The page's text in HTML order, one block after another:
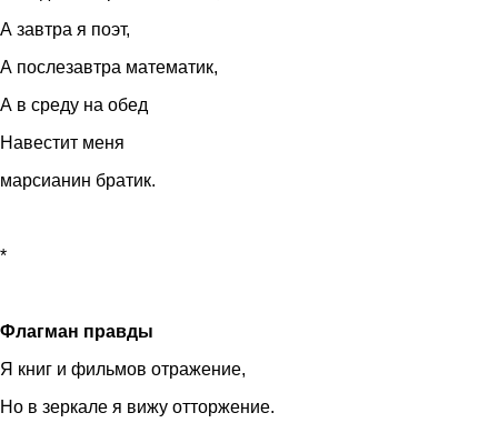
А завтра я поэт,
А послезавтра математик,
А в среду на обед
Навестит меня
марсианин братик.
*
Флагман правды
Я книг и фильмов отражение,
Но в зеркале я вижу отторжение.